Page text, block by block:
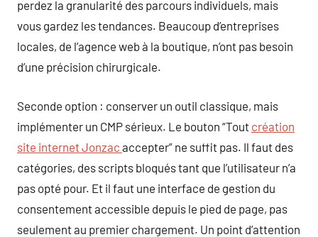
perdez la granularité des parcours individuels, mais
vous gardez les tendances. Beaucoup d’entreprises
locales, de l’agence web à la boutique, n’ont pas besoin
d’une précision chirurgicale.
Seconde option : conserver un outil classique, mais
implémenter un CMP sérieux. Le bouton “Tout création
site internet Jonzac accepter” ne suffit pas. Il faut des
catégories, des scripts bloqués tant que l’utilisateur n’a
pas opté pour. Et il faut une interface de gestion du
consentement accessible depuis le pied de page, pas
seulement au premier chargement. Un point d’attention